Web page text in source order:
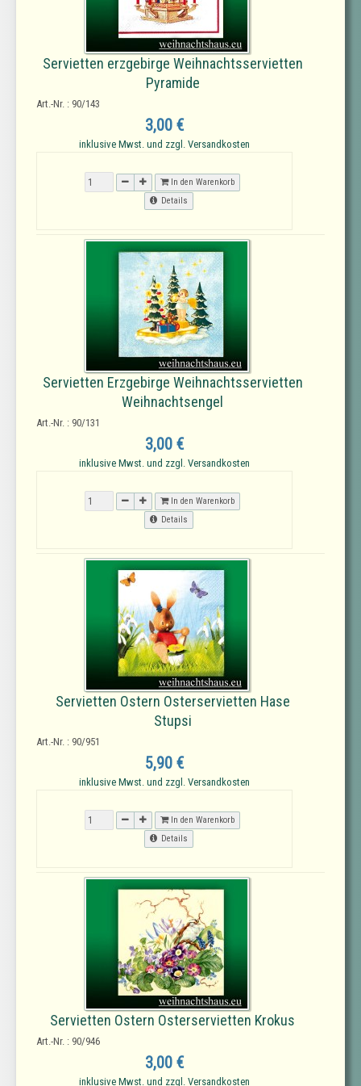
Servietten erzgebirge Weihnachtsservietten
Pyramide
Art.-Nr. : 90/143
3,00 €
inklusive Mwst. und zzgl. Versandkosten
In den Warenkorb
Details
Servietten Erzgebirge Weihnachtsservietten
Weihnachtsengel
Art.-Nr. : 90/131
3,00 €
inklusive Mwst. und zzgl. Versandkosten
In den Warenkorb
Details
Servietten Ostern Osterservietten Hase
Stupsi
Art.-Nr. : 90/951
5,90 €
inklusive Mwst. und zzgl. Versandkosten
In den Warenkorb
Details
Servietten Ostern Osterservietten Krokus
Art.-Nr. : 90/946
3,00 €
inklusive Mwst. und zzgl. Versandkosten